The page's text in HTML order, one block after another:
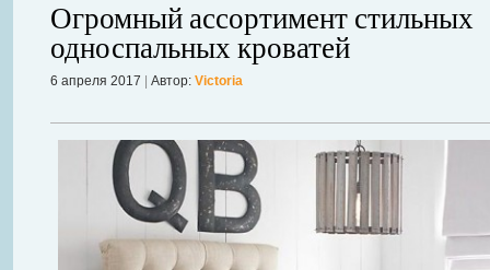
Огромный ассортимент стильных
односпальных кроватей
6 апреля 2017 | Автор: Victoria